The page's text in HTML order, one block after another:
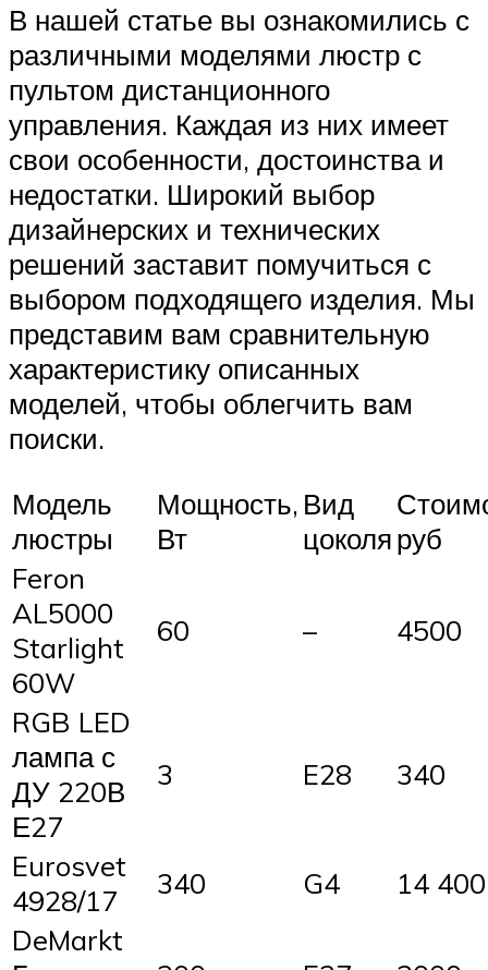
В нашей статье вы ознакомились с
различными моделями люстр с
пультом дистанционного
управления. Каждая из них имеет
свои особенности, достоинства и
недостатки. Широкий выбор
дизайнерских и технических
решений заставит помучиться с
выбором подходящего изделия. Мы
представим вам сравнительную
характеристику описанных
моделей, чтобы облегчить вам
поиски.
Модель
люстры
Мощность,
Вт
Вид
цоколяруб
Feron
AL5000
Starlight
60W
60 – 4500
RGB LED
лампа с
ДУ 220В
Е27
3 E28 340
Eurosvet
4928/17
340 G4
14 400
DeMarkt